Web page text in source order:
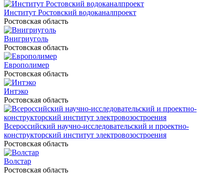
Институт Ростовский водоканалпроект
Ростовская область
Внигриуголь
Ростовская область
Европолимер
Ростовская область
Интэко
Ростовская область
Всероссийский научно-исследовательский и проектно-
конструкторский институт электровозостроения
Ростовская область
Волстар
Ростовская область